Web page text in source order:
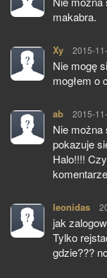
makabra.
Xy pisze:
2015-
Nie mogę
mogłem o
ab pisze:
2015-
Nie można
pokazuje
Halo!!!!
leonidas
jak
Tylko
gdzie???